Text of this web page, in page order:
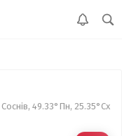
49.33°Пн, 25.35°Сх